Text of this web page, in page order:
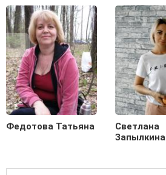
Федотова Татьяна
Светлана
Запылкина